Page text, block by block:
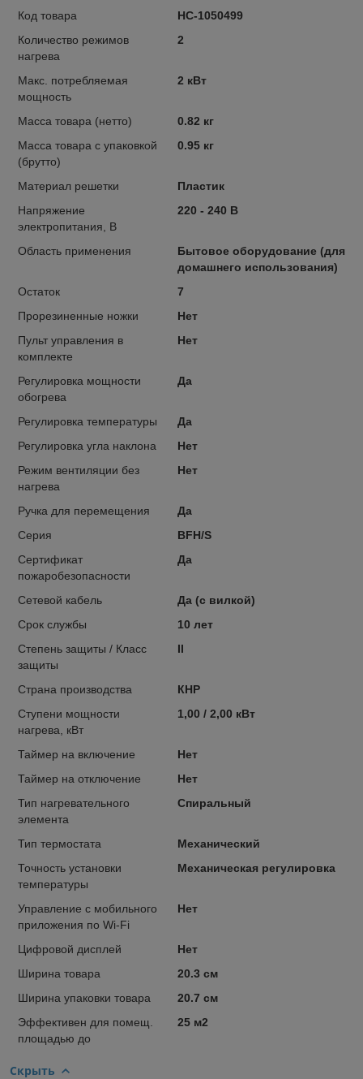
Код товара
НС-1050499
Количество режимов
нагрева
2
Макс. потребляемая
мощность
2 кВт
Масса товара (нетто)
0.82 кг
Масса товара с упаковкой
(брутто)
0.95 кг
Материал решетки
Пластик
Напряжение
электропитания, В
220 - 240 В
Область применения
Бытовое оборудование (для
домашнего использования)
Остаток
7
Прорезиненные ножки
Нет
Пульт управления в
комплекте
Нет
Регулировка мощности
обогрева
Да
Регулировка температуры
Да
Регулировка угла наклона
Нет
Режим вентиляции без
нагрева
Нет
Ручка для перемещения
Да
Серия
BFH/S
Сертификат
пожаробезопасности
Да
Сетевой кабель
Да (с вилкой)
Срок службы
10 лет
Степень защиты / Класс
защиты
II
Страна производства
КНР
Ступени мощности
нагрева, кВт
1,00 / 2,00 кВт
Таймер на включение
Нет
Таймер на отключение
Нет
Тип нагревательного
элемента
Спиральный
Тип термостата
Механический
Точность установки
температуры
Механическая регулировка
Управление c мобильного
приложения по Wi-Fi
Нет
Цифровой дисплей
Нет
Ширина товара
20.3 см
Ширина упаковки товара
20.7 см
Эффективен для помещ.
площадью до
25 м2
Скрыть